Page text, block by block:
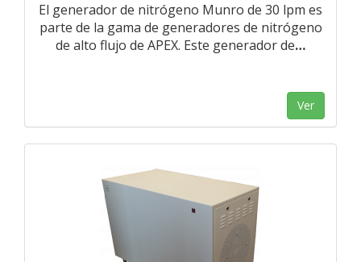
El generador de nitrógeno Munro de 30 lpm es
parte de la gama de generadores de nitrógeno
de alto flujo de APEX. Este generador de…
Ver